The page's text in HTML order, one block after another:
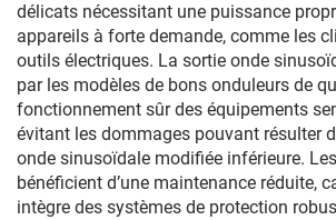
délicats nécessitant une puissance
appareils à forte demande, comme les
outils électriques. La sortie onde
par les modèles de bons onduleurs de
fonctionnement sûr des équipements
évitant les dommages pouvant résulter
onde sinusoïdale modifiée inférieure.
bénéficient d’une maintenance réduite,
intègre des systèmes de protection